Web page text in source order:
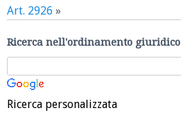
Art. 2926 »
Ricerca nell'ordinamento giuridico
Ricerca personalizzata